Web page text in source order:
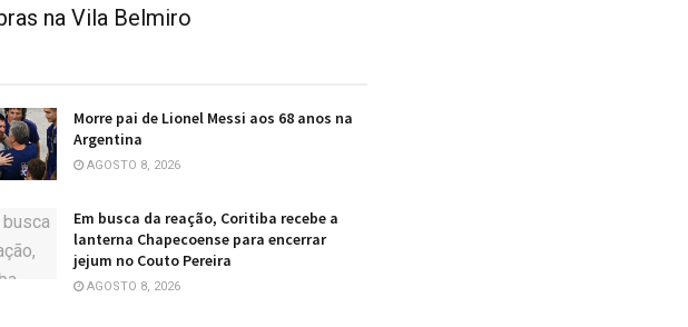
na Vila Belmiro
Morre pai de Lionel Messi aos 68 anos na
Argentina
AGOSTO 8, 2026
Em busca da reação, Coritiba recebe a
lanterna Chapecoense para encerrar
jejum no Couto Pereira
AGOSTO 8, 2026